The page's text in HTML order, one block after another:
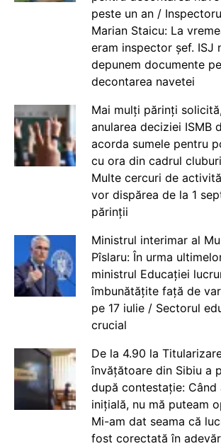
peste un an /
Marian Staicu: La
eram inspector șef. ISJ
depunem documente
decontarea navetei
Mai mulți părinți
anularea deciziei ISMB
acorda sumele pentru
cu ora din cadrul
Multe cercuri de
vor dispărea de la 1
părinții
Ministrul interimar al
Pîslaru: În urma
ministrul Educației
îmbunătățite față de
pe 17 iulie / Sectorul
crucial
De la 4.90 la
învățătoare din Sibiu a
după contestație: Când
inițială, nu mă puteam
Mi-am dat seama că
fost corectată în